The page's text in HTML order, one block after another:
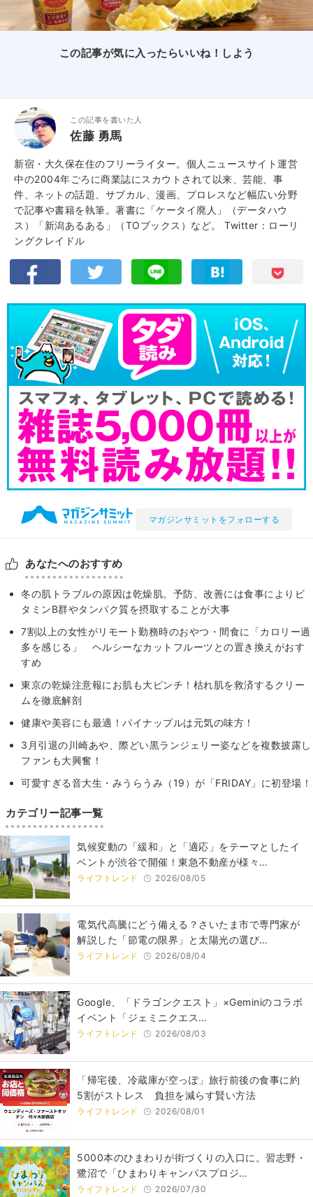
この記事が気に入ったらいいね！しよう
この記事を書いた人
佐藤 勇馬
新宿・大久保在住のフリーライター。個人ニュースサイト運営
中の2004年ごろに商業誌にスカウトされて以来、芸能、事
件、ネットの話題、サブカル、漫画、プロレスなど幅広い分野
で記事や書籍を執筆。著書に「ケータイ廃人」（データハウ
ス）「新潟あるある」（TOブックス）など。 Twitter：ローリ
ングクレイドル
マガジンサミットをフォローする
あなたへのおすすめ
冬の肌トラブルの原因は乾燥肌。予防、改善には食事によりビ
タミンB群やタンパク質を摂取することが大事
7割以上の女性がリモート勤務時のおやつ・間食に「カロリー過
多を感じる」 ヘルシーなカットフルーツとの置き換えがおす
すめ
東京の乾燥注意報にお肌も大ピンチ！枯れ肌を救済するクリー
ムを徹底解剖
健康や美容にも最適！パイナップルは元気の味方！
3月引退の川崎あや、際どい黒ランジェリー姿などを複数披露し
ファンも大興奮！
可愛すぎる音大生・みうらうみ（19）が「FRIDAY」に初登場！
カテゴリー記事一覧
気候変動の「緩和」と「適応」をテーマとしたイ
ベントが渋谷で開催！東急不動産が様々…
ライフトレンド 2026/08/05
電気代高騰にどう備える？さいたま市で専門家が
解説した「節電の限界」と太陽光の選び…
ライフトレンド 2026/08/04
Google、「ドラゴンクエスト」×Geminiのコラボ
イベント「ジェミニクエス…
ライフトレンド 2026/08/03
「帰宅後、冷蔵庫が空っぽ」旅行前後の食事に約
5割がストレス 負担を減らす賢い方法
ライフトレンド 2026/08/01
5000本のひまわりが街づくりの入口に。習志野・
鷺沼で「ひまわりキャンパスプロジ…
ライフトレンド 2026/07/30